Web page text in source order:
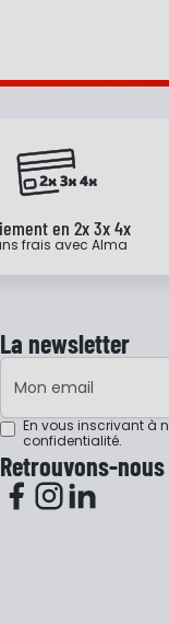
en 2x 3x 4x
frais avec Alma
La newsletter
Adresse e-mail
En vous inscrivant à
confidentialité.
Retrouvons-